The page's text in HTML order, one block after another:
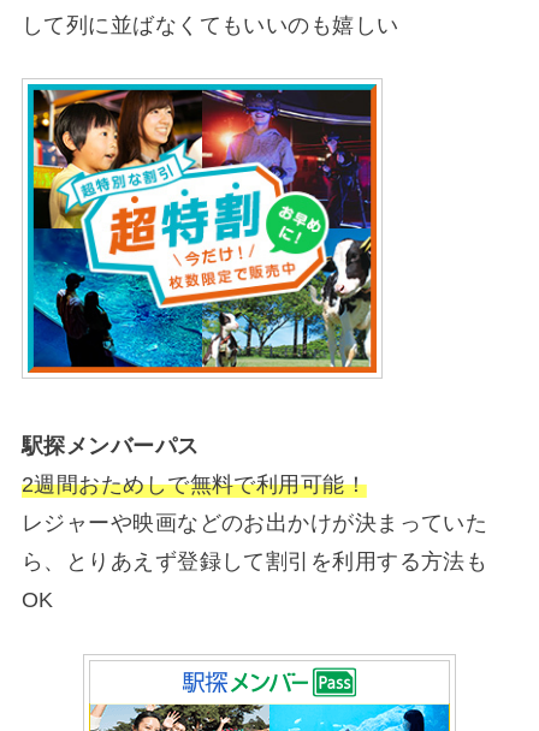
して列に並ばなくてもいいのも嬉しい
駅探メンバーパス
2週間おためしで無料で利用可能！
レジャーや映画などのお出かけが決まっていた
ら、とりあえず登録して割引を利用する方法も
OK